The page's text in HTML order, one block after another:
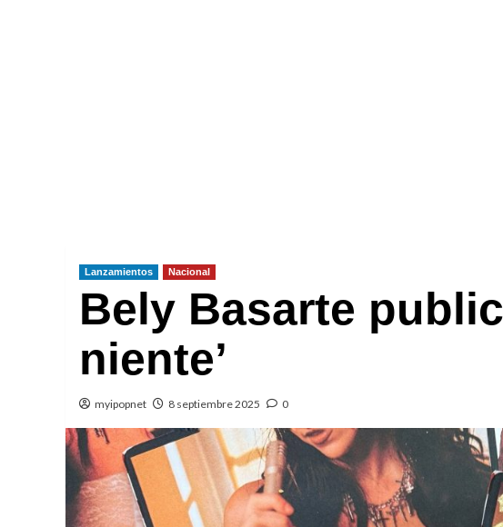
Lanzamientos Nacional
Bely Basarte
niente’
myipopnet 8 septiembre 2025 0